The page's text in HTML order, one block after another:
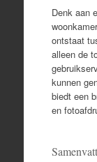
Denk aan
ontstaat
alleen de
kunnen
biedt een
en